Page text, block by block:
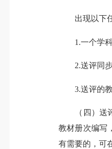
出现以下任
1.一个学科
2.送评同步
3.送评的教
（四）送评
教材册次编写
有需要的，可